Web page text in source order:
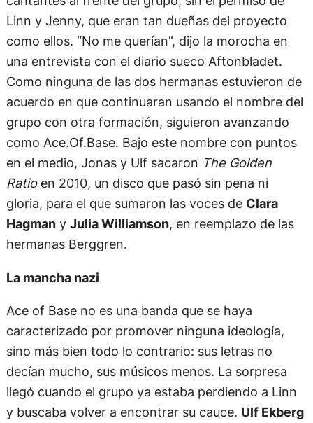
Linn y Jenny, que eran tan dueñas del proyecto
como ellos. “No me querían”, dijo la morocha en
una entrevista con el diario sueco Aftonbladet.
Como ninguna de las dos hermanas estuvieron de
acuerdo en que continuaran usando el nombre del
grupo con otra formación, siguieron avanzando
como Ace.Of.Base. Bajo este nombre con puntos
en el medio, Jonas y Ulf sacaron The Golden
Ratioen 2010, un disco que pasó sin pena ni
gloria, para el que sumaron las voces de Clara
Hagmany Julia Williamson, en reemplazo de las
hermanas Berggren.
La mancha nazi
Ace of Base no es una banda que se haya
caracterizado por promover ninguna ideología,
sino más bien todo lo contrario: sus letras no
decían mucho, sus músicos menos. La sorpresa
llegó cuando el grupo ya estaba perdiendo a Linn
y buscaba volver a encontrar su cauce. Ulf Ekberg